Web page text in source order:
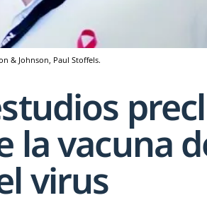
& Johnson, Paul Stoffels.
la vacuna
virus